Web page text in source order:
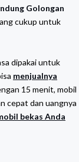
Golongan
cukup untuk
dipakai untuk
menjualnya
15 menit, mobil
cepat dan uangnya
bekas Anda